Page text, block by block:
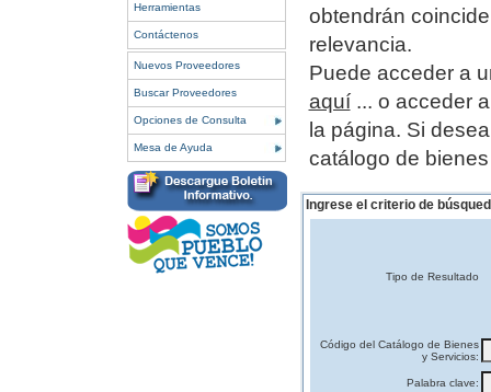
Herramientas
Contáctenos
Nuevos Proveedores
Buscar Proveedores
Opciones de Consulta
Mesa de Ayuda
obtendrán
relevancia.
Puede acceder a
aquí ... o acceder
la página. Si
catálogo de
Ingrese el criterio de
Tipo de Resultado
Código del Catálogo de Bienes
y Servicios:
Palabra clave: